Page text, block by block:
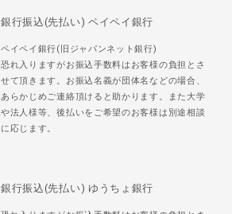
銀行振込(先払い) ペイペイ銀行
ペイペイ銀行(旧ジャパンネット銀行)
恐れ入りますがお振込手数料はお客様の負担とさ
せて頂きます。お振込名義が団体名などの場合、
あらかじめご連絡頂けると助かります。また大学
や法人様等、後払いをご希望のお客様は別途相談
に応じます。
銀行振込(先払い) ゆうちょ銀行